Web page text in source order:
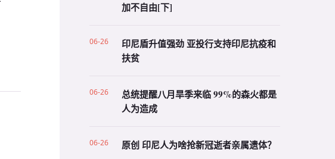
加不自由[下]
06-26
印尼盾升值强劲 亚投行支持印尼抗疫和
扶贫
06-26
总统提醒八月旱季来临 99%的森火都是
人为造成
06-26 原创 印尼人为啥抢新冠逝者亲属遗体？